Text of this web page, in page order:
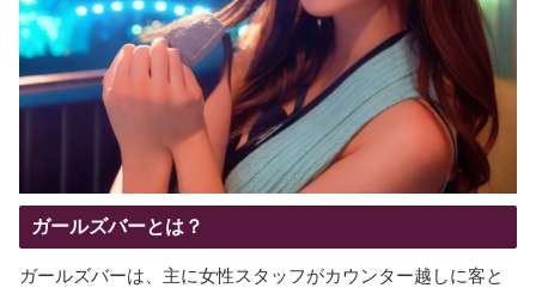
ガールズバーとは？
ガールズバーは、主に女性スタッフがカウンター越しに客と